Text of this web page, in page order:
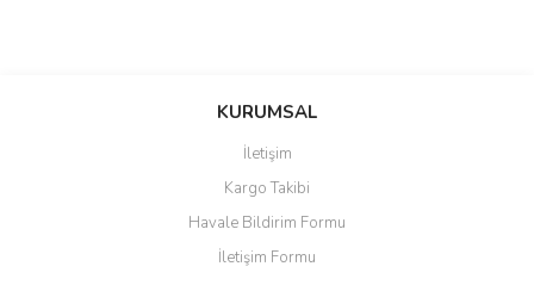
Bu ürüne ilk yorumu siz yapın!
Ürün resmi kalitesiz, bozuk veya görüntülenemiyor.
Ürün açıklamasında eksik bilgiler bulunuyor.
Ürün bilgilerinde hatalar bulunuyor.
KURUMSAL
İletişim
Kargo Takibi
Havale Bildirim Formu
İletişim Formu